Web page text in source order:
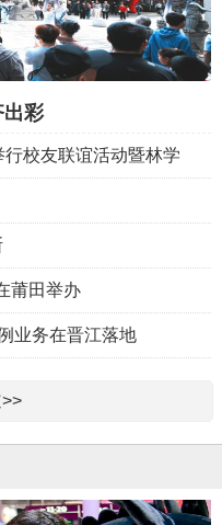
出彩
校友联谊活动暨林学
莆田举办
业务在晋江落地